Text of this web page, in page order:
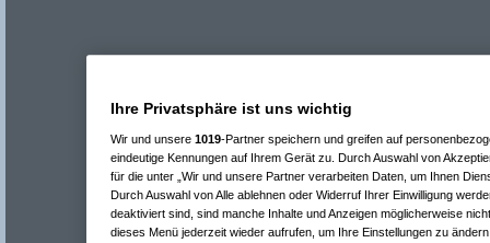
Ihre Privatsphäre ist uns wichtig
Wir und unsere 1019-Partner speichern und greifen auf
eindeutige Kennungen auf Ihrem Gerät zu. Durch Auswahl von
für die unter „Wir und unsere Partner verarbeiten Daten, um Ihnen
Durch Auswahl von Alle ablehnen oder Widerruf Ihrer Einwilligung
deaktiviert sind, sind manche Inhalte und Anzeigen möglicherweise
dieses Menü jederzeit wieder aufrufen, um Ihre Einstellungen zu